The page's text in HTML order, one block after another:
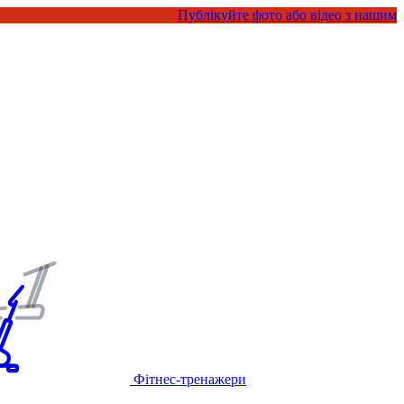
Публікуйте фото або відео з нашими товарами в
Фітнес-тренажери